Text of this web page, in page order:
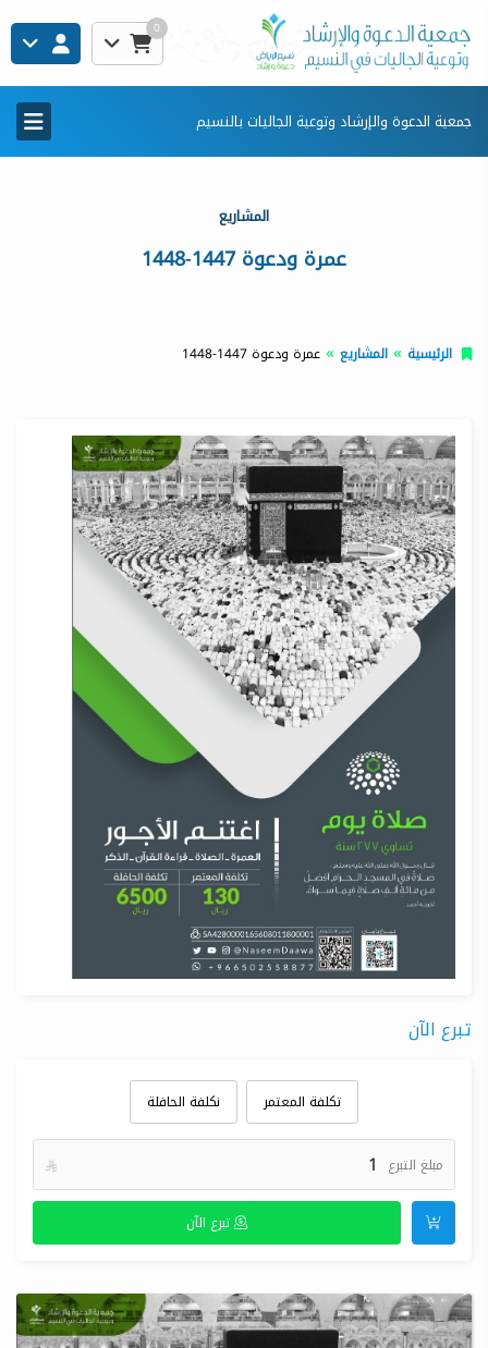
0
جمعية الدعوة والإرشاد وتوعية الجاليات بالنسيم
المشاريع
عمرة ودعوة 1447-1448
الرئيسية المشاريع عمرة ودعوة 1447-1448
تبرع الآن
تكلفة المعتمر نكلفة الحافلة
مبلغ التبرع 
تبرع الآن